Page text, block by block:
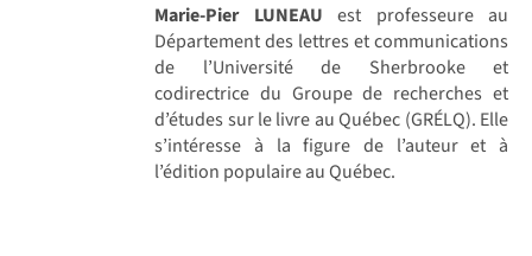
Marie-Pier LUNEAU est professeure au
Département des lettres et communications
de l’Université de Sherbrooke et
codirectrice du Groupe de recherches et
d’études sur le livre au Québec (GRÉLQ). Elle
s’intéresse à la figure de l’auteur et à
l’édition populaire au Québec.